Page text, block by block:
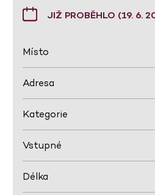
JIŽ PROBĚHLO (19. 6.
Místo
Adresa
Kategorie
Vstupné
Délka